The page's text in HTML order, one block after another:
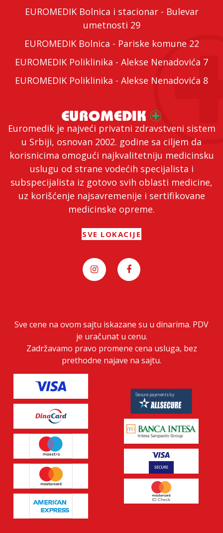
Euromedik je najveći privatni zdravstveni sistem
u Srbiji, osnovan 2002. godine sa ciljem da
korisnicima omogući najkvalitetniju medicinsku
uslugu od strane vodećih specijalista i
subspecijalista iz gotovo svih oblasti medicine,
uz korišćenje najsavremenije i sertifikovane
medicinske opreme.
SVE LOKACIJE
EUROMEDIK Bolnica i stacionar - Bulevar
umetnosti 29
EUROMEDIK Bolnica - Pariske komune 22
EUROMEDIK Poliklinika - Alekse Nenadovića 7
EUROMEDIK Poliklinika - Alekse Nenadovića 8
Sve cene na ovom sajtu iskazane su u dinarima. PDV
je uračunat u cenu.
Zadržavamo pravo promene cena usluga, bez
prethodne najave na sajtu.